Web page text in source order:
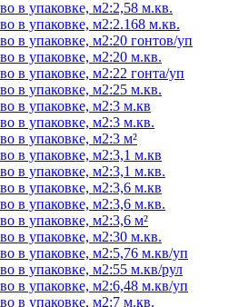
в упаковке, м2:2,58 м.кв.
в упаковке, м2:2.168 м.кв.
в упаковке, м2:20 гонтов/уп
в упаковке, м2:20 м.кв.
в упаковке, м2:22 гонта/уп
в упаковке, м2:25 м.кв.
в упаковке, м2:3 м.кв
в упаковке, м2:3 м.кв.
в упаковке, м2:3 м²
в упаковке, м2:3,1 м.кв
в упаковке, м2:3,1 м.кв.
в упаковке, м2:3,6 м.кв
в упаковке, м2:3,6 м.кв.
в упаковке, м2:3,6 м²
в упаковке, м2:30 м.кв.
в упаковке, м2:5,76 м.кв/уп
в упаковке, м2:55 м.кв/рул
в упаковке, м2:6,48 м.кв/уп
в упаковке, м2:7 м.кв.